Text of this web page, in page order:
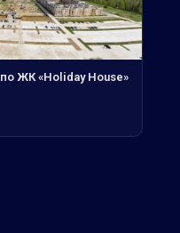
ЖК «Holiday House»